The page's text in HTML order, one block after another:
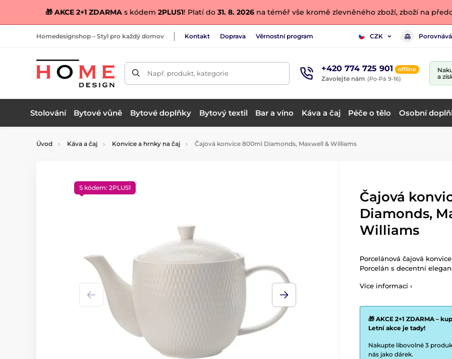
🎁 AKCE 2+1 ZDARMAs kódem 2PLUS1! Platí do31. 8. 2026na téměř vše kromě zlevněného zboží, zboží na
Homedesignshop – Styl pro každý domov Kontakt Doprava Věrnostní program CZK
Např. produkt, kategorie +420 774 725 901 offline
Zavolejte nám (Po-Pá 9-16)
a
Stolování Bytové vůně Bytové doplňky Bytový textil Bar a víno Káva a čaj Péče o tělo Osobní
Úvod Káva a čaj Konvice a hrnky na čaj Čajová konvice 800ml Diamonds, Maxwell & Williams
S kódem: 2PLUS1
Čajová
Diamonds,
Williams
Porcelánová čajová
Porcelán s decentní
Více informací ›
🎁 AKCE 2+1 ZDARMA –
Letní akce je tady!
Nakupte libovolné 3
nás jako dárek.